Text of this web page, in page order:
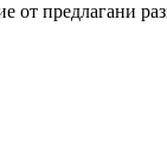
от предлагани